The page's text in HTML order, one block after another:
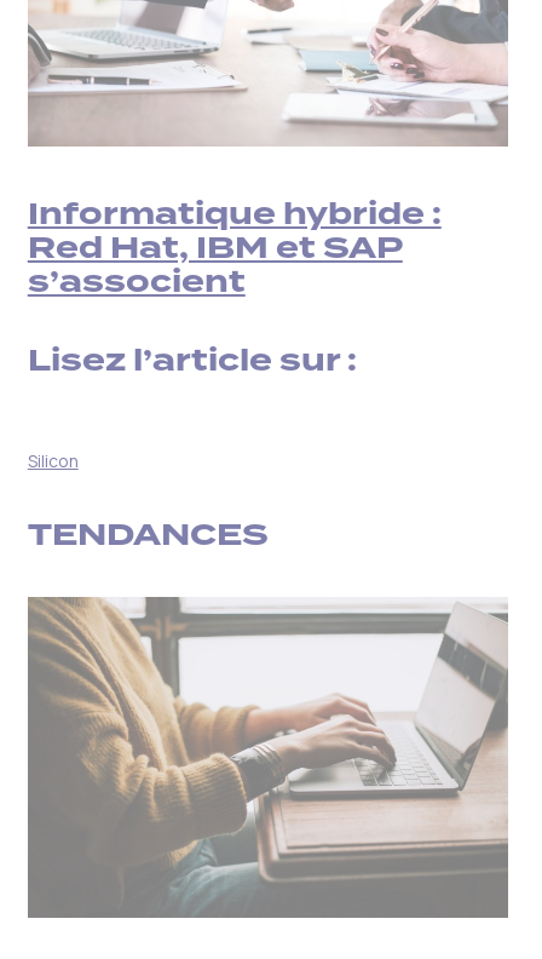
Informatique hybride :
Red Hat, IBM et SAP
s’associent
Lisez l’article sur :
Silicon
TENDANCES